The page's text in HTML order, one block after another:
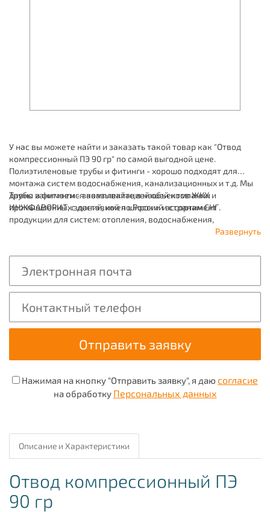
У нас вы можете найти и заказать такой товар как "Отвод
компрессионный ПЭ 90 гр" по самой выгодной цене.
Полиэтиленовые трубы и фитинги - хорошо подходят для
монтажа систем водоснабжения, канализационных и т.д. Мы
давно занимаемся комплектацией объектов ЖКХ и
промышленных зданий, имея широкий ассортимент
продукции для систем: отопления, водоснабжения,
Трубы и фитинги - заказывайте в нашей компании
ИНЖФАВОРИТ, с доставкой по России и странам СНГ.
Развернуть
Нажимая на кнопку "Отправить заявку", я даю согласие
на обработку Персональных данных
Описание и Характеристики
Отвод компрессионный ПЭ
90 гр